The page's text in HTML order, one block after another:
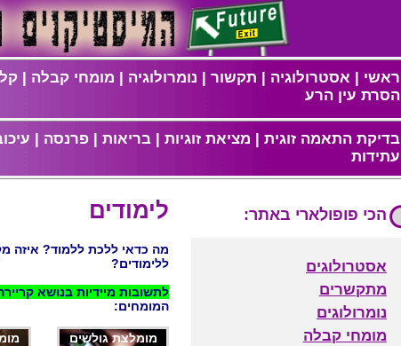
ראשי | אסטרולוגיה | תקשור | נומרולוגיה | מומחי קבלה |
הסרת עין הרע
בדיקת התאמה זוגית | מציאת זוגיות | בריאות | פרנסה |
עתידות
לימודים
מה כדאי ללכת ללמוד? איזה
ללימודים?
לתשובות מיידיות בנושא
המומחים:
מומלצת גולשים
הכי פופולארי באתר:
אסטרולוגים
מתקשרים
נומרולוגים
מומחי קבלה